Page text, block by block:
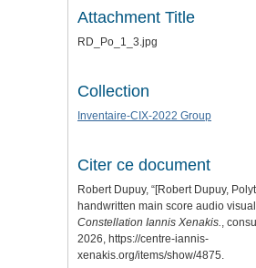
Attachment Title
RD_Po_1_3.jpg
Collection
Inventaire-CIX-2022 Group
Citer ce document
Robert Dupuy, “[Robert Dupuy,
handwritten main score audio
Constellation Iannis Xenakis.,
2026, https://centre-iannis-
xenakis.org/items/show/4875.